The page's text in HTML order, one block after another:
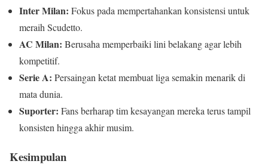
Inter Milan: Fokus pada mempertahankan konsistensi untuk
meraih Scudetto.
AC Milan: Berusaha memperbaiki lini belakang agar lebih
kompetitif.
Serie A: Persaingan ketat membuat liga semakin menarik di
mata dunia.
Suporter: Fans berharap tim kesayangan mereka terus tampil
konsisten hingga akhir musim.
Kesimpulan